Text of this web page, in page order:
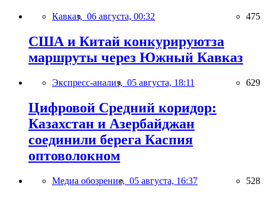
Кавказ, 06 августа, 00:32 475
США и Китай конкурируютза
маршруты через Южный Кавказ
Экспресс-анализ, 05 августа, 18:11 629
Цифровой Средний коридор:
Казахстан и Азербайджан
соединили берега Каспия
оптоволокном
Медиа обозрение, 05 августа, 16:37 528